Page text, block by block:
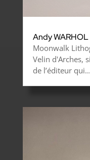
Andy WARHOL
Moonwalk
Velin d'Arches,
de l’éditeur qui...